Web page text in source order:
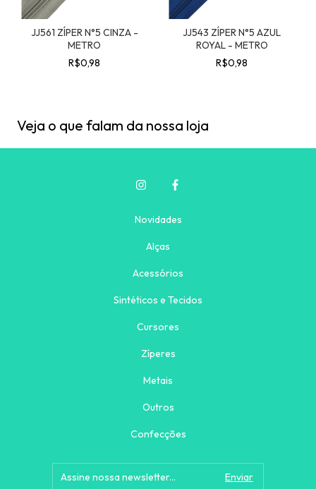
JJ561 ZÍPER N°5 CINZA -
METRO
R$0,98
JJ543 ZÍPER N°5 AZUL
ROYAL - METRO
R$0,98
Veja o que falam da nossa loja
Novidades
Alças
Acessórios
Sintéticos e Tecidos
Cursores
Zíperes
Metais
Outros
Confecções